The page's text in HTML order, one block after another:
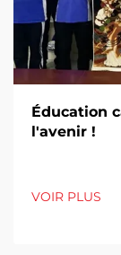
Éducation
l'avenir !
VOIR PLUS